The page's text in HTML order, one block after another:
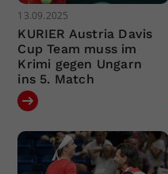
13.09.2025
KURIER Austria Davis
Cup Team muss im
Krimi gegen Ungarn
ins 5. Match